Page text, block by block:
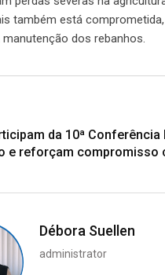
também está
dos rebanhos.
da 10ª Conferência
e reforçam compromisso
Débora Suellen
administrator